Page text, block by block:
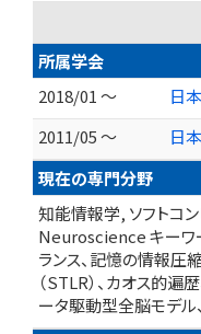
所属学会
2018/01 ～
日
2011/05 ～
日
現在の専門分野
知能情報学, ソフトコ
Neuroscience キーワ
ランス、記憶の情報圧
（STLR）、カオス的遍
ータ駆動型全脳モデル